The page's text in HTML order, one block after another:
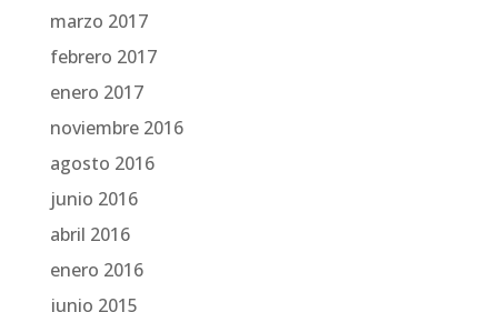
marzo 2017
febrero 2017
enero 2017
noviembre 2016
agosto 2016
junio 2016
abril 2016
enero 2016
junio 2015